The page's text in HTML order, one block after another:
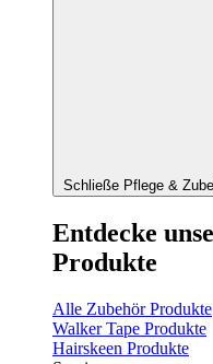
Schließe Pflege &
Entdecke
Produkte
Alle Zubehör Produkte
Walker Tape Produkte
Hairskeen Produkte